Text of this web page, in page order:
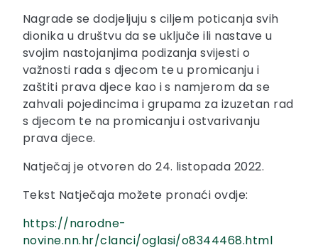
Nagrade se dodjeljuju s ciljem poticanja svih
dionika u društvu da se uključe ili nastave u
svojim nastojanjima podizanja svijesti o
važnosti rada s djecom te u promicanju i
zaštiti prava djece kao i s namjerom da se
zahvali pojedincima i grupama za izuzetan rad
s djecom te na promicanju i ostvarivanju
prava djece.
Natječaj je otvoren do 24. listopada 2022.
Tekst Natječaja možete pronaći ovdje:
https://narodne-
novine.nn.hr/clanci/oglasi/o8344468.html